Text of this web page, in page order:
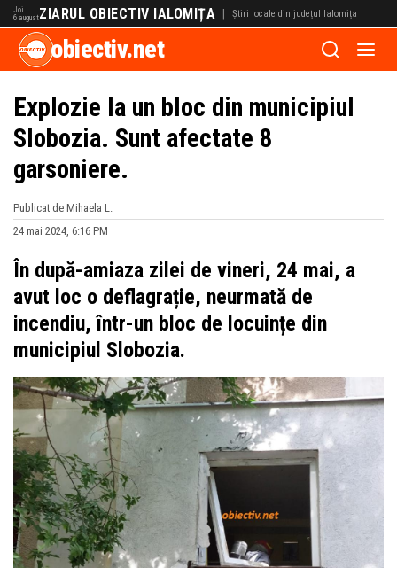
Joi
6 augustZIARUL OBIECTIV IALOMIȚA | Știri locale din județul Ialomița
obiectiv.net
Explozie la un bloc din municipiul
Slobozia. Sunt afectate 8
garsoniere.
Publicat de Mihaela L.
24 mai 2024, 6:16 PM
În după-amiaza zilei de vineri, 24 mai, a
avut loc o deflagrație, neurmată de
incendiu, într-un bloc de locuințe din
municipiul Slobozia.